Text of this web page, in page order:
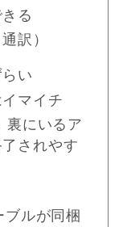
る
訳）
い
マイチ
裏にいるア
されやす
ブルが同梱